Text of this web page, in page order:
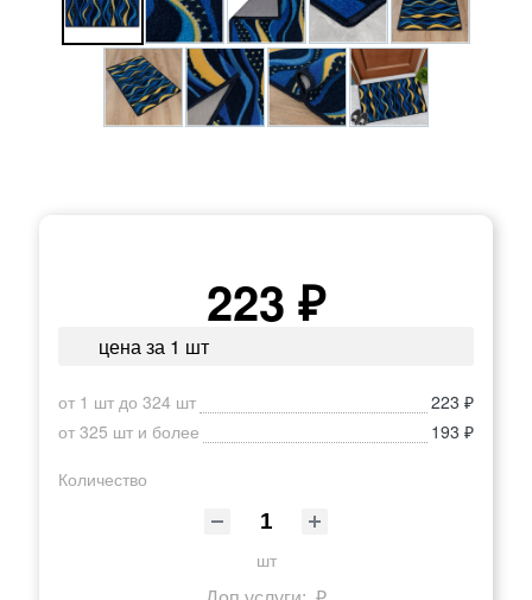
223 ₽
цена за 1 шт
от 1 шт до 324 шт
223 ₽
от 325 шт и более
193 ₽
Количество
шт